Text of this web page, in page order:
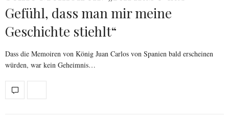
Gefühl, dass man mir meine
Geschichte stiehlt“
Dass die Memoiren von König Juan Carlos von Spanien bald erscheinen
würden, war kein Geheimnis…